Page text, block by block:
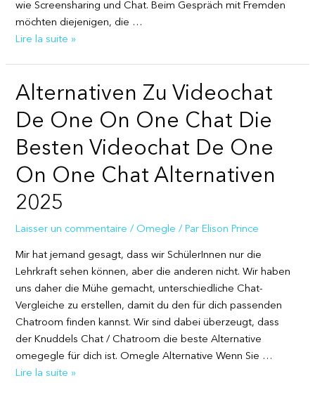
Numeri?
wie Screensharing und Chat. Beim Gespräch mit Fremden
möchten diejenigen, die …
Kostenloser
Anmeldung
Lire la suite »
Alternativen Zu Videochat
De One On One Chat Die
Besten Videochat De One
On One Chat Alternativen
2025
Laisser un commentaire / Omegle / ParElison Prince
Mir hat jemand gesagt, dass wir SchülerInnen nur die
Lehrkraft sehen können, aber die anderen nicht. Wir haben
uns daher die Mühe gemacht, unterschiedliche Chat-
Vergleiche zu erstellen, damit du den für dich passenden
Chatroom finden kannst. Wir sind dabei überzeugt, dass
der Knuddels Chat / Chatroom die beste Alternative
omegegle für dich ist. Omegle Alternative Wenn Sie …
Alternativen
Lire la suite »